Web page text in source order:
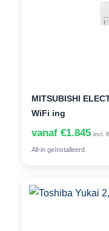
MITSUBISHI
WiFi ing
vanaf €1.845 incl.
All-in geïnstalleerd